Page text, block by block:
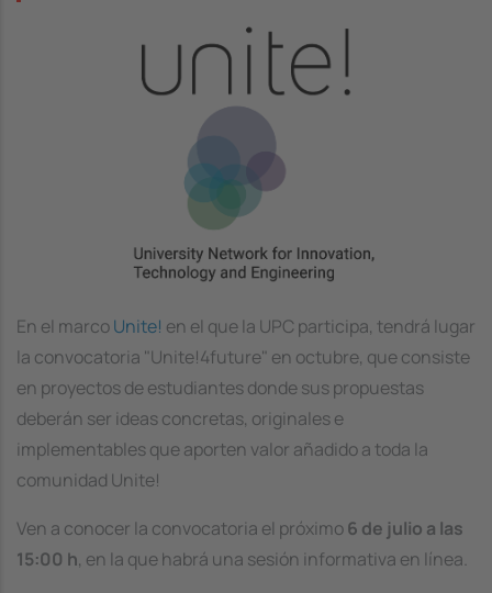
En el marcoUnite! en el que la UPC participa, tendrá lugar
la convocatoria "Unite!4future" en octubre, que consiste
en proyectos de estudiantes donde sus propuestas
deberán ser ideas concretas, originales e
implementables que aporten valor añadido a toda la
comunidad Unite!
Ven a conocer la convocatoria el próximo6 de julio a las
15:00 h, en la que habrá una sesión informativa en línea.